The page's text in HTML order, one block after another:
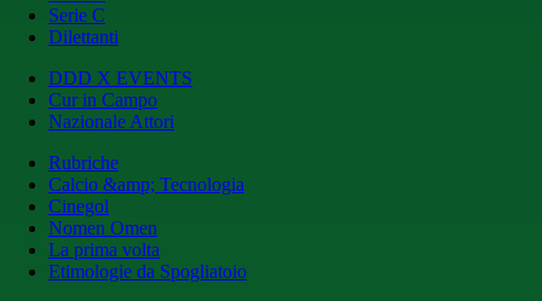
Serie C
Dilettanti
DDD X EVENTS
Cur in Campo
Nazionale Attori
Rubriche
Calcio &amp; Tecnologia
Cinegol
Nomen Omen
La prima volta
Etimologie da Spogliatoio